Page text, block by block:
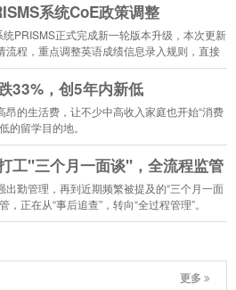
系统CoE政策调整
PRISMS正式完成新一轮版本升级，本次更新
程，重点调整英语成绩信息录入规则，直接
请。
33%，创5年内新低
的生活费，让不少中高收入家庭也开始“消费
的留学目的地。
工"三个月一面谈"，全流程监管
出勤管理，再到近期频繁被提及的“三个月一面
正在从“事后追查”，转向“全过程管理”。
更多